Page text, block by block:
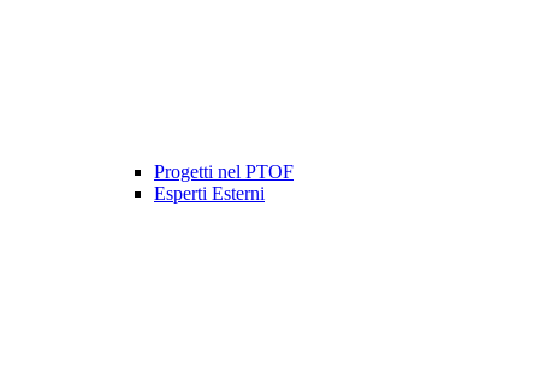
Progetti nel PTOF
Esperti Esterni